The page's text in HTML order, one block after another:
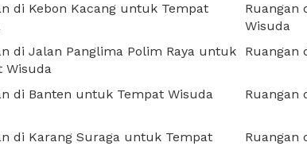
di Kebon Kacang untuk Tempat
Ruangan
Wisuda
di Jalan Panglima Polim Raya untuk
Wisuda
Ruangan
di Banten untuk Tempat Wisuda Ruangan
di Karang Suraga untuk Tempat
Ruangan